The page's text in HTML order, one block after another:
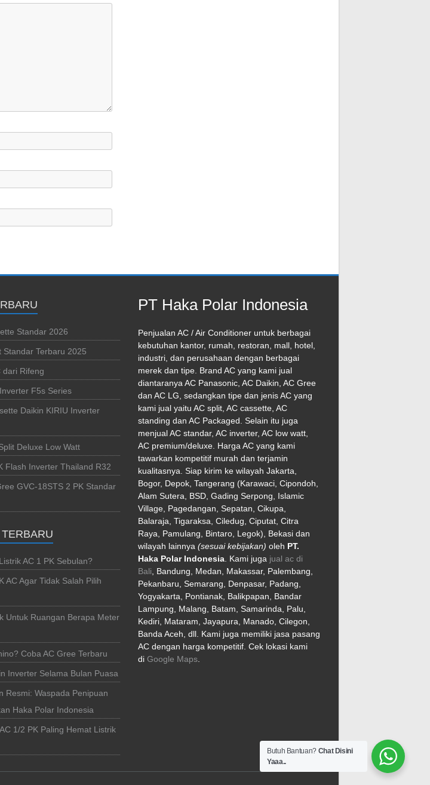
Standar 2026
Standar Terbaru 2025
dari Rifeng
F5s Series
Daikin KIRIU Inverter
Deluxe Low Watt
Flash Inverter Thailand R32
GVC-18STS 2 PK Standar
AC 1 PK Sebulan?
AC Agar Tidak Salah Pilih
Untuk Ruangan Berapa Meter
Coba AC Gree Terbaru
Inverter Selama Bulan Puasa
Resmi: Waspada Penipuan
Haka Polar Indonesia
1/2 PK Paling Hemat Listrik
PT Haka Polar Indonesia
Penjualan AC / Air Conditioner untuk berbagai
kebutuhan kantor, rumah, restoran, mall, hotel,
industri, dan perusahaan dengan berbagai
merek dan tipe. Brand AC yang kami jual
diantaranya AC Panasonic, AC Daikin, AC Gree
dan AC LG, sedangkan tipe dan jenis AC yang
kami jual yaitu AC split, AC cassette, AC
standing dan AC Packaged. Selain itu juga
menjual AC standar, AC inverter, AC low watt,
AC premium/deluxe. Harga AC yang kami
tawarkan kompetitif murah dan terjamin
kualitasnya. Siap kirim ke wilayah Jakarta,
Bogor, Depok, Tangerang (Karawaci, Cipondoh,
Alam Sutera, BSD, Gading Serpong, Islamic
Village, Pagedangan, Sepatan, Cikupa,
Balaraja, Tigaraksa, Ciledug, Ciputat, Citra
Raya, Pamulang, Bintaro, Legok), Bekasi dan
wilayah lainnya (sesuai kebijakan) oleh PT.
Haka Polar Indonesia . Kami juga jual ac di
Bali , Bandung, Medan, Makassar, Palembang,
Pekanbaru, Semarang, Denpasar, Padang,
Yogyakarta, Pontianak, Balikpapan, Bandar
Lampung, Malang, Batam, Samarinda, Palu,
Kediri, Mataram, Jayapura, Manado, Cilegon,
Banda Aceh, dll. Kami juga memiliki jasa pasang
AC dengan harga kompetitif. Cek lokasi kami
di Google Maps
Butuh Bantuan? Chat Disini
Yaaa..